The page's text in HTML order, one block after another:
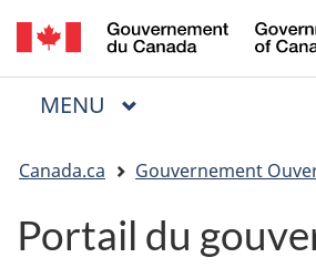
Passer
au
Passer
à
« Au
Passer
à
la
Menu
MENU PRINCIPAL
êtes
ici
Canada.ca Gouvernement
Portail du